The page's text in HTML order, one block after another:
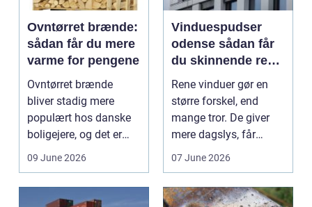
Ovntørret brænde:
sådan får du mere
varme for pengene
Ovntørret brænde
bliver stadig mere
populært hos danske
boligejere, og det er
ikke uden grund. Når
09 June 2026
Vinduespudser
odense sådan får
du skinnende rene
ruder året rundt
Rene vinduer gør en
større forskel, end
mange tror. De giver
mere dagslys, får
boligen eller virksom...
07 June 2026